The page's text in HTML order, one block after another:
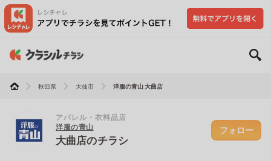
秋田県 大仙市 洋服の青山 大曲店
アパレル・衣料品店
洋服の青山
大曲店のチラシ
フォロー